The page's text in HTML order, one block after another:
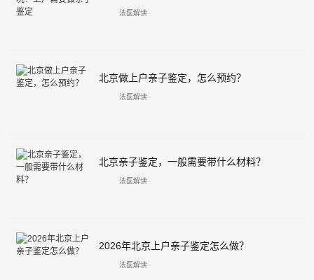
法医解读
北京做上户亲子鉴定，怎么预约？
法医解读
北京亲子鉴定，一般需要带什么材料？
法医解读
2026年北京上户亲子鉴定怎么做？
法医解读